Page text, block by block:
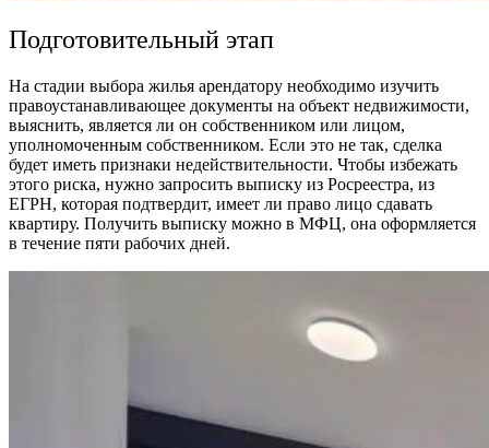
Подготовительный этап
На стадии выбора жилья арендатору необходимо изучить
правоустанавливающее документы на объект недвижимости,
выяснить, является ли он собственником или лицом,
уполномоченным собственником. Если это не так, сделка
будет иметь признаки недействительности. Чтобы избежать
этого риска, нужно запросить выписку из Росреестра, из
ЕГРН, которая подтвердит, имеет ли право лицо сдавать
квартиру. Получить выписку можно в МФЦ, она оформляется
в течение пяти рабочих дней.